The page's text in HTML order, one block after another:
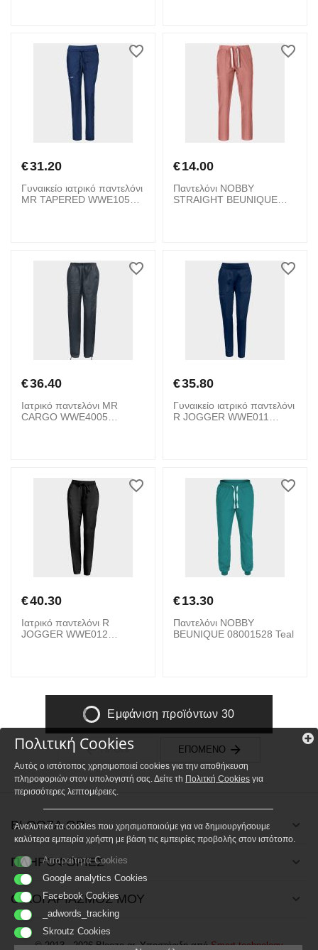
€31.20
Γυναικείο ιατρικό παντελόνι
MR TAPERED WWE105
€14.00
Παντελόνι NOBBY
STRAIGHT BEUNIQUE
€36.40
Ιατρικό παντελόνι MR
CARGO WWE4005
€35.80
Γυναικείο ιατρικό παντελόνι
R JOGGER WWE011
€40.30
Ιατρικό παντελόνι R
JOGGER WWE012
€13.30
Παντελόνι NOBBY
BEUNIQUE 08001528 Teal
Εμφάνιση προϊόντων 30
ΠΡΟΗΓ ΕΠΌΜΕΝΟ
BLOOZA.GR
ΠΛΗΡΟΦΟΡΙΕΣ
Ο ΛΟΓΑΡΙΑΣΜΟΣ ΜΟΥ
© 2013 - 2026 Blooza.gr. Υποστήριξη απόSmart technology
Πολιτική Cookies
Αυτός ο ιστότοπος χρησιμοποιεί cookies για την αποθήκευση
πληροφοριών στον υπολογιστή σας. Δείτε τh Πολιτκή Cookies για
περισσότερες λεπτομέρειες.
Αναλυτικά τα cookies που χρησιμοποιούμε για να δημιουργήσουμε
καλύτερα εμπειρία χρήστη με βάση τις εμπειρίες προβολής στον ιστότοπο.
Απαραίτητα Cookies
Google analytics Cookies
Facebook Cookies
_adwords_tracking
Skroutz Cookies